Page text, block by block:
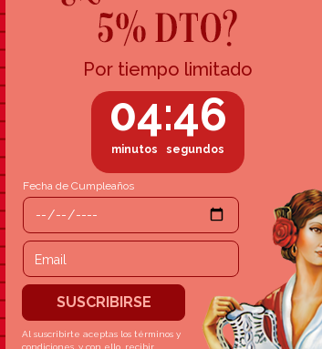
Aceite
6€ dto.
Hasta el
29,95
5,99 €/l